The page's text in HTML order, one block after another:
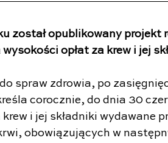
został opublikowany
opłat za krew i jej
spraw zdrowia, po
corocznie, do dnia 30
krew i jej składniki wydawane
obowiązujących w